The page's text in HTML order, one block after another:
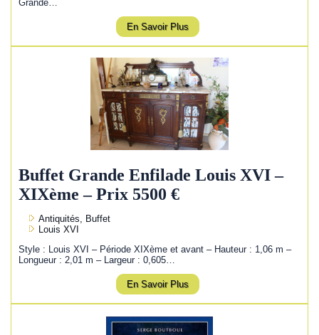
Grande…
En Savoir Plus
Buffet Grande Enfilade Louis XVI –
XIXème – Prix 5500 €
Antiquités, Buffet
Louis XVI
Style : Louis XVI – Période XIXème et avant – Hauteur : 1,06 m –
Longueur : 2,01 m – Largeur : 0,605…
En Savoir Plus